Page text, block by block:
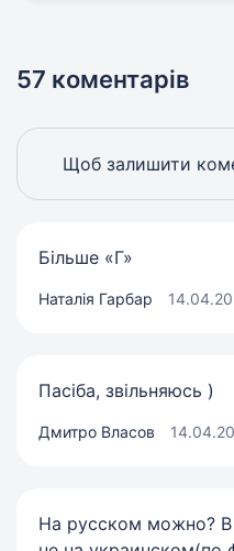
57 коментарів
Щоб залишити
Більше «Г»
Наталія Гарбар
Пасіба, звільняюсь )
Дмитро Власов
На русском можно? В